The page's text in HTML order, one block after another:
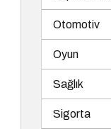
Otomotiv
Oyun
Sağlık
Sigorta